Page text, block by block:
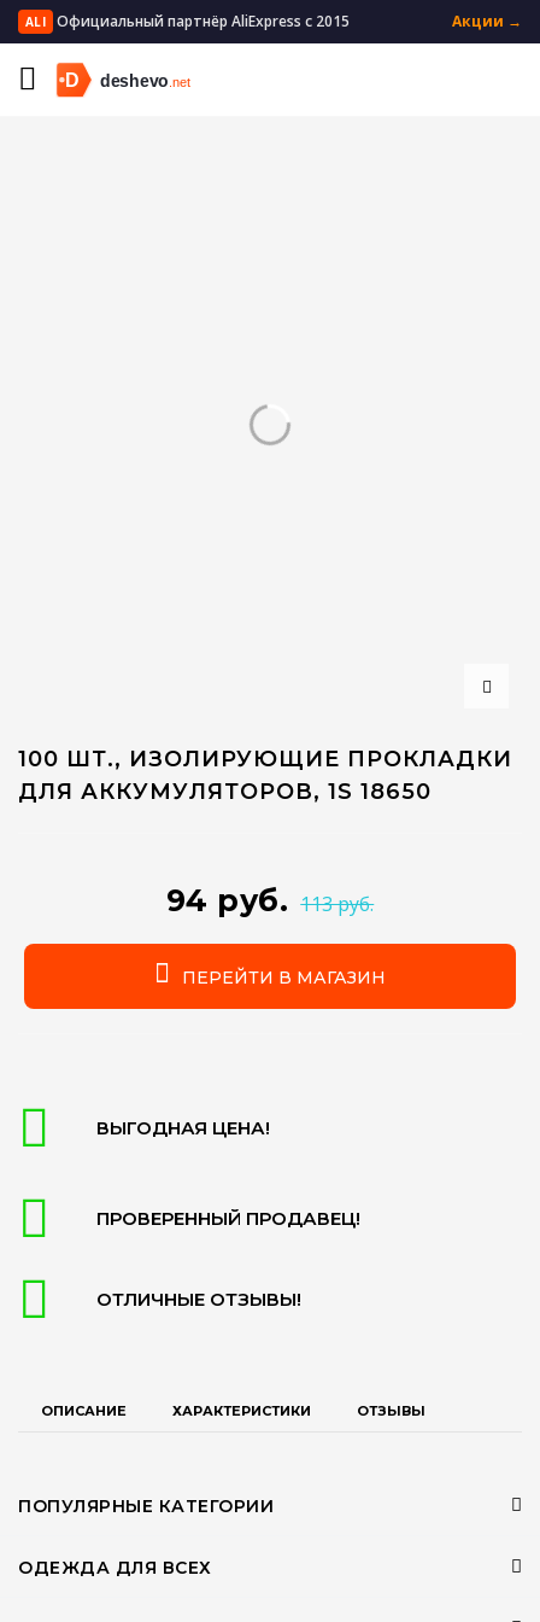
ALI Официальный партнёр AliExpress с 2015 Акции →
Главная Электроника
Аксессуары для батарей
100 ШТ., ИЗОЛИРУЮЩИЕ ПРОКЛАДКИ
ДЛЯ АККУМУЛЯТОРОВ, 1S 18650
94 руб. 113 руб.
ПЕРЕЙТИ В МАГАЗИН
ВЫГОДНАЯ ЦЕНА!
ПРОВЕРЕННЫЙ ПРОДАВЕЦ!
ОТЛИЧНЫЕ ОТЗЫВЫ!
ОПИСАНИЕ ХАРАКТЕРИСТИКИ ОТЗЫВЫ
ПОПУЛЯРНЫЕ КАТЕГОРИИ
ОДЕЖДА ДЛЯ ВСЕХ